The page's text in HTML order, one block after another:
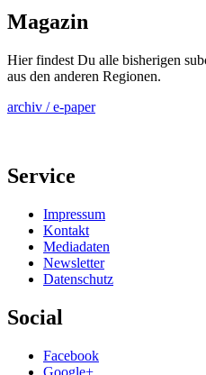
Magazin
Hier findest Du alle bisherigen
aus den anderen Regionen.
archiv / e-paper
Service
Impressum
Kontakt
Mediadaten
Newsletter
Datenschutz
Social
Facebook
Google+